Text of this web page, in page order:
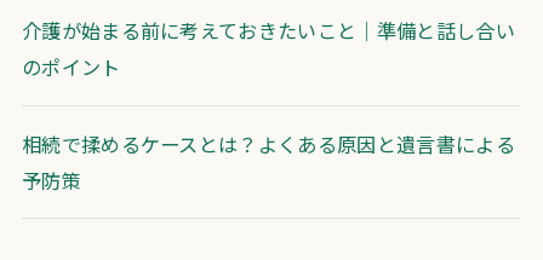
介護が始まる前に考えておきたいこと｜準備と話し合い
のポイント
相続で揉めるケースとは？よくある原因と遺言書による
予防策